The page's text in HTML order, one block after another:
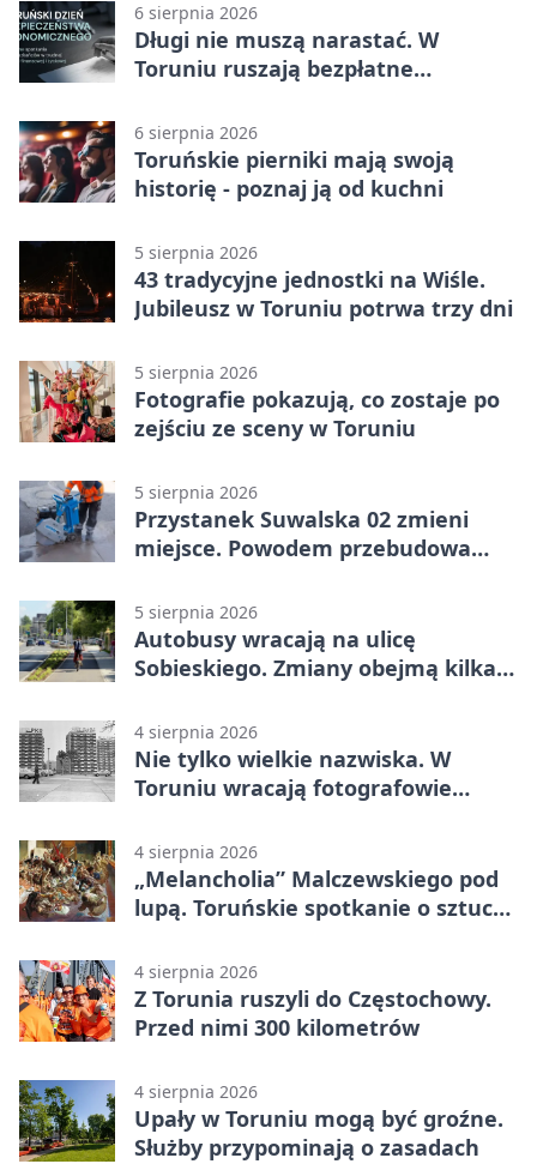
6 sierpnia 2026
Długi nie muszą narastać. W
Toruniu ruszają bezpłatne
6 sierpnia 2026
Toruńskie pierniki mają swoją
historię - poznaj ją od kuchni
5 sierpnia 2026
43 tradycyjne jednostki na Wiśle.
Jubileusz w Toruniu potrwa trzy dni
5 sierpnia 2026
Fotografie pokazują, co zostaje po
zejściu ze sceny w Toruniu
5 sierpnia 2026
Przystanek Suwalska 02 zmieni
miejsce. Powodem przebudowa
5 sierpnia 2026
Autobusy wracają na ulicę
Sobieskiego. Zmiany obejmą kilka
4 sierpnia 2026
Nie tylko wielkie nazwiska. W
Toruniu wracają fotografowie
4 sierpnia 2026
„Melancholia” Malczewskiego pod
lupą. Toruńskie spotkanie o sztuce i
4 sierpnia 2026
Z Torunia ruszyli do Częstochowy.
Przed nimi 300 kilometrów
4 sierpnia 2026
Upały w Toruniu mogą być groźne.
Służby przypominają o zasadach